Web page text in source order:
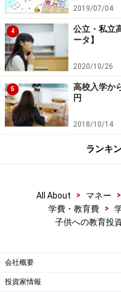
2019/07/04
4
公立・私立
ータ】
2020/10/26
5
高校入学か
円
2018/10/14
ランキ
All About > マネー >
学費・教育費
>
子供への教育投
会社概要
投資家情報